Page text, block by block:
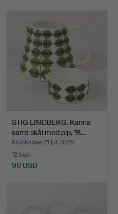
STIG LINDBERG. Kanna
samt skål med pip, "B…
Klubbades 21 jul 2026
12 bud
90 USD